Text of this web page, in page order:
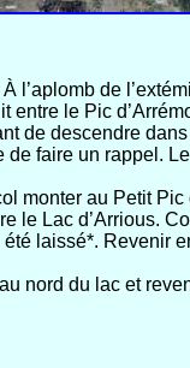
l’aplomb de
le Pic
de descendre
faire un rappel.
monter au Petit
le Lac d’Arrious.
laissé*. Revenir
nord du lac et